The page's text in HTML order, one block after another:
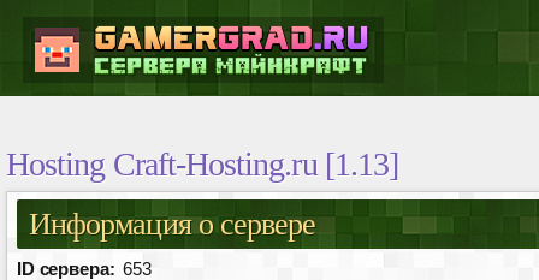
Hosting Craft-Hosting.ru [1.13]
Информация о сервере
ID сервера: 653